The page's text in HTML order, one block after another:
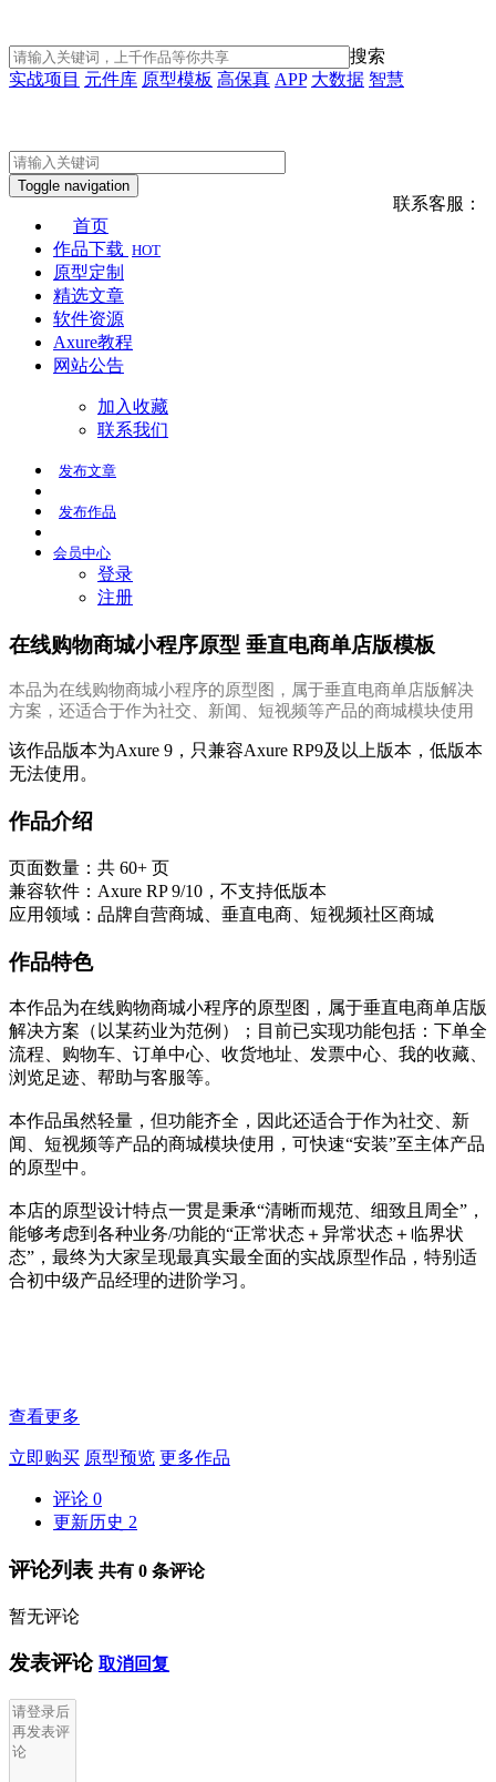
搜索
实战项目 元件库 原型模板 高保真 APP 大数据 智慧
联系客服：
Toggle navigation
首页
作品下载 HOT
原型定制
精选文章
软件资源
Axure教程
网站公告
加入收藏
联系我们
发布文章
发布作品
会员中心
登录
注册
在线购物商城小程序原型 垂直电商单店版模板
本品为在线购物商城小程序的原型图，属于垂直电商单店版解决
方案，还适合于作为社交、新闻、短视频等产品的商城模块使用
该作品版本为Axure 9，只兼容Axure RP9及以上版本，低版本
无法使用。
作品介绍
页面数量：共 60+ 页
兼容软件：Axure RP 9/10，不支持低版本
应用领域：品牌自营商城、垂直电商、短视频社区商城
作品特色
本作品为在线购物商城小程序的原型图，属于垂直电商单店版
解决方案（以某药业为范例）；目前已实现功能包括：下单全
流程、购物车、订单中心、收货地址、发票中心、我的收藏、
浏览足迹、帮助与客服等。
本作品虽然轻量，但功能齐全，因此还适合于作为社交、新
闻、短视频等产品的商城模块使用，可快速“安装”至主体产品
的原型中。
本店的原型设计特点一贯是秉承“清晰而规范、细致且周全”，
能够考虑到各种业务/功能的“正常状态＋异常状态＋临界状
态”，最终为大家呈现最真实最全面的实战原型作品，特别适
合初中级产品经理的进阶学习。
查看更多
立即购买 原型预览 更多作品
评论 0
更新历史 2
评论列表 共有 0 条评论
暂无评论
发表评论 取消回复